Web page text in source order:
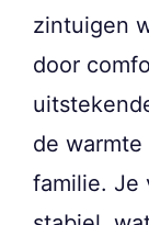
zintuigen
door
de
familie. Je